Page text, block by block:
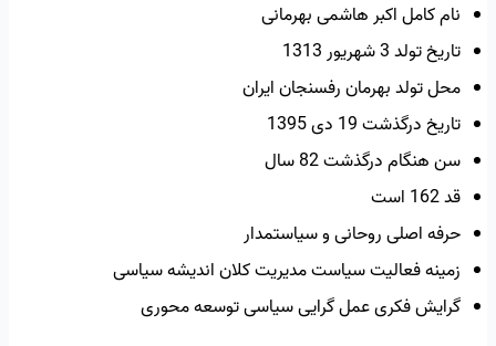
نام کامل اکبر هاشمی بهرمانی
تاریخ تولد 3 شهریور 1313
محل تولد بهرمان رفسنجان ایران
تاریخ درگذشت 19 دی 1395
سن هنگام درگذشت 82 سال
قد 162 است
حرفه اصلی روحانی و سیاستمدار
زمینه فعالیت سیاست مدیریت کلان اندیشه سیاسی
گرایش فکری عمل گرایی سیاسی توسعه محوری